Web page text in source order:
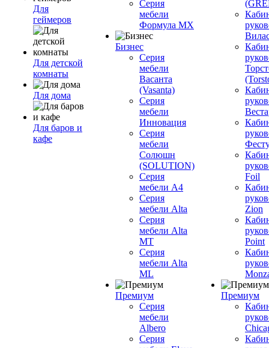
Для
геймеров
Для детской
комнаты
Для дома
Для баров и
кафе
Серия
мебели
Формула МХ
Бизнес
Серия
мебели
Васанта
(Vasanta)
Серия
мебели
Инновация
Серия
мебели
Солюшн
(SOLUTION)
Серия
мебели A4
Серия
мебели Alta
Серия
мебели Alta
MT
Серия
мебели Alta
ML
Премиум
Серия
мебели
Albero
Серия
Foil
Zion
Point
Премиум